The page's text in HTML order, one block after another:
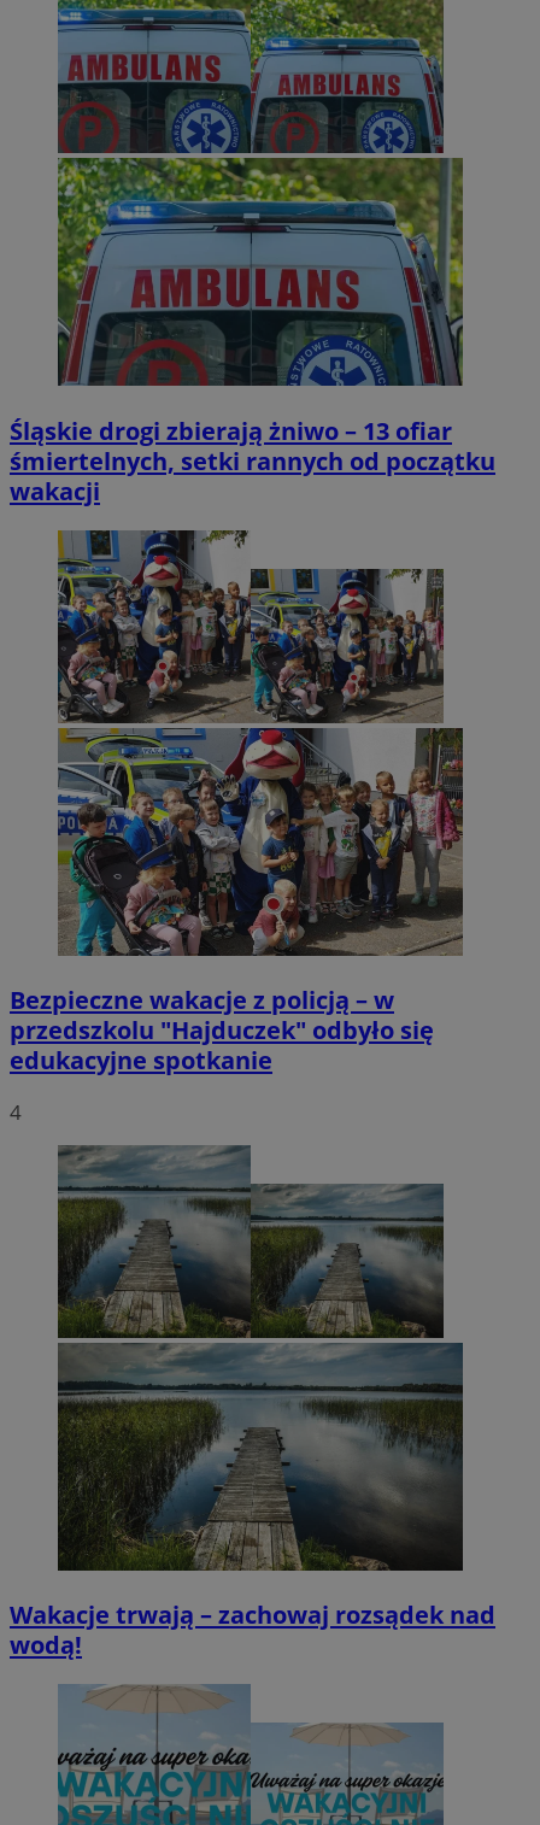
Śląskie drogi zbierają żniwo – 13 ofiar
śmiertelnych, setki rannych od początku
wakacji
Bezpieczne wakacje z policją – w
przedszkolu "Hajduczek" odbyło się
edukacyjne spotkanie
4
Wakacje trwają – zachowaj rozsądek nad
wodą!